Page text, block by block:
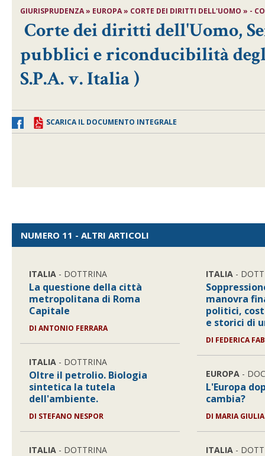
GIURISPRUDENZA » EUROPA » CORTE DEI DIRITTI DELL'UOMO » -
Corte dei diritti dell'Uomo,
pubblici e riconducibilità
S.P.A. v. Italia )
SCARICA IL DOCUMENTO INTEGRALE
NUMERO 11 - ALTRI ARTICOLI
ITALIA - DOTTRINA
La questione della città
metropolitana di Roma
Capitale
DI ANTONIO FERRARA
ITALIA - DOTTRINA
Oltre il petrolio. Biologia
sintetica la tutela
dell'ambiente.
DI STEFANO NESPOR
ITALIA - DOTTRINA
ITALIA -
manovra
politici,
e storici di
DI FEDERICA
EUROPA -
L'Europa
cambia?
DI MARIA
ITALIA -